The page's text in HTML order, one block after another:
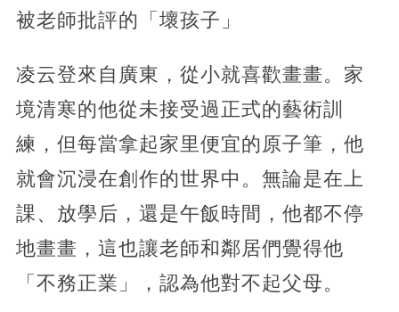
被老師批評的「壞孩子」
凌云登來自廣東，從小就喜歡畫畫。家
境清寒的他從未接受過正式的藝術訓
練，但每當拿起家里便宜的原子筆，他
就會沉浸在創作的世界中。無論是在上
課、放學后，還是午飯時間，他都不停
地畫畫，這也讓老師和鄰居們覺得他
「不務正業」，認為他對不起父母。